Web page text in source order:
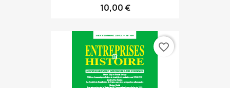
10,00 €
favorite_border